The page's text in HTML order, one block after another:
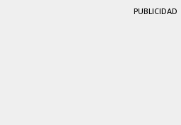
PUBLICIDAD